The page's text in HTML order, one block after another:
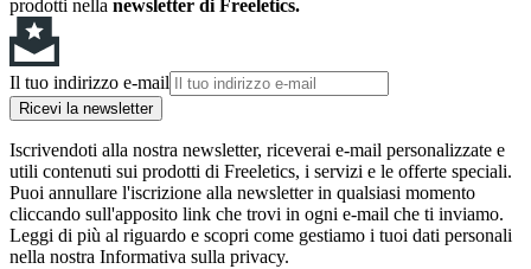
prodotti nella newsletter di Freeletics.
Il tuo indirizzo e-mail
Ricevi la newsletter
Iscrivendoti alla nostra newsletter, riceverai e-mail personalizzate e
utili contenuti sui prodotti di Freeletics, i servizi e le offerte speciali.
Puoi annullare l'iscrizione alla newsletter in qualsiasi momento
cliccando sull'apposito link che trovi in ogni e-mail che ti inviamo.
Leggi di più al riguardo e scopri come gestiamo i tuoi dati personali
nella nostra Informativa sulla privacy.